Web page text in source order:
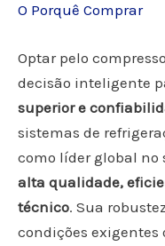
O Porquê Comprar
Optar pelo
decisão inteligente
superior e
sistemas de
como líder global no
alta qualidade,
técnico. Sua
condições